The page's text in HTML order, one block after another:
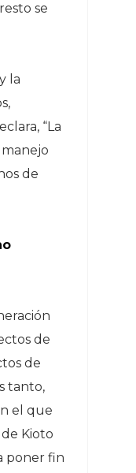
se
la
“La
de
de
de
tanto,
el que
Kioto
poner fin